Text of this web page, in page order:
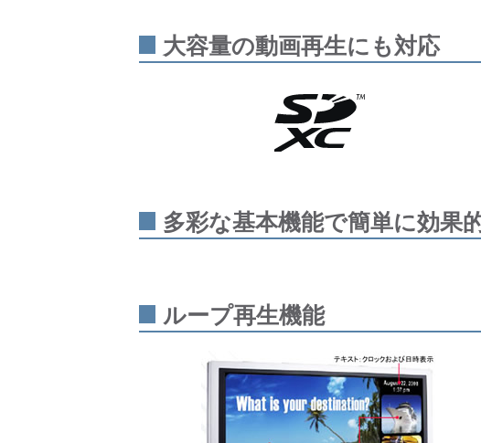
大容量の動画再生にも対応
多彩な基本機能で簡単に効果
ループ再生機能